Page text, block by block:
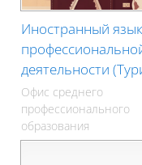
Иностранный
деятельности
Офис среднего
профессионального
образования